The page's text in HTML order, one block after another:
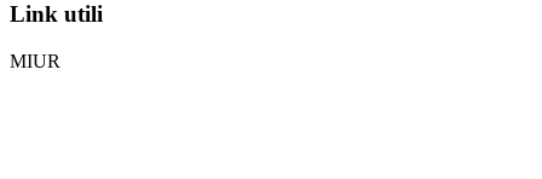
Link utili
MIUR